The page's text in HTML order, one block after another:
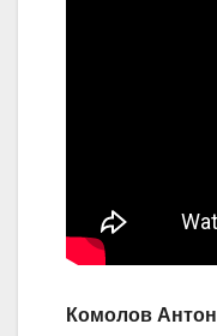
Комолов Антон